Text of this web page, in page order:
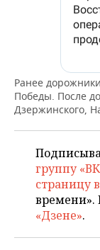
Ранее дорожники
Победы. После
Дзержинского,
группу
страницу
времени».
«Дзене».